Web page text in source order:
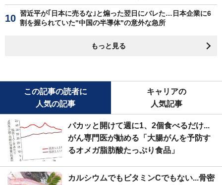
習近平が｢日本に売るな｣と煽った翌日にバレた…日本企業に6
割を握られていた"中国の半導体"の意外な急所
もっと見る
この記事の読者に
人気の記事
キャリアの
人気記事
パカッと開けて週に1、2個食べるだけ...
がん専門医が勧める「大腸がんを予防す
るオメガ脂肪酸たっぷり食品」
カルシウムでもビタミンCでもない...骨密